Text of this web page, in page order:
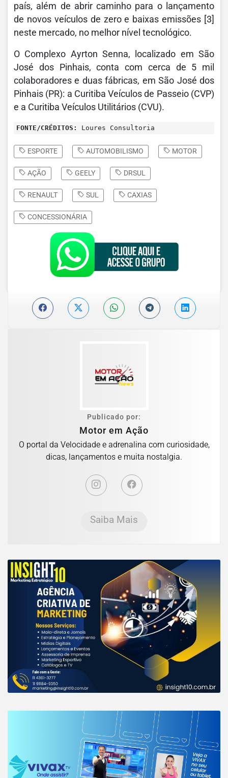
país, além de abrir caminho para o lançamento
de novos veículos de zero e baixas emissões [3]
neste mercado, no melhor nível tecnológico.
O Complexo Ayrton Senna, localizado em São
José dos Pinhais, conta com cerca de 5 mil
colaboradores e duas fábricas, em São José dos
Pinhais (PR): a Curitiba Veículos de Passeio (CVP)
e a Curitiba Veículos Utilitários (CVU).
FONTE/CRÉDITOS: Loures Consultoria
ESPORTE AUTOMOBILISMO MOTOR
AÇÃO GEELY DRSUL
RENAULT SUL CAXIAS
CONCESSIONÁRIA
Publicado por:
Motor em Ação
O portal da Velocidade e adrenalina com curiosidade,
dicas, lançamentos e muita nostalgia.
Saiba Mais